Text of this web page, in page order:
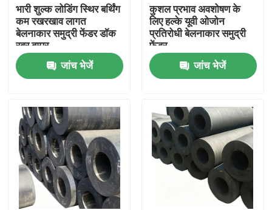
उत्पाद
वीडियो
भारी शुल्क लोडिंग स्थिर बर्थिंग
कम रखरखाव लागत
बेलनाकार समुद्री फेंडर डॉक
रबर बम्पर
जांच भेजें
कुशल प्रभाव अवशोषण के
लिए हल्के यूवी ओजोन
प्रतिरोधी बेलनाकार समुद्री
फेंडर
जांच भेजें